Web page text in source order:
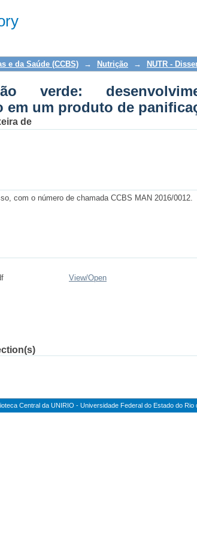
desenvolvimento,
e da Saúde (CCBS) → Nutrição → NUTR -
verde:
em um produto de
de
com o número de chamada CCBS MAN 2016/0012.
View/Open
Central da UNIRIO - Universidade Federal do Estado do Rio